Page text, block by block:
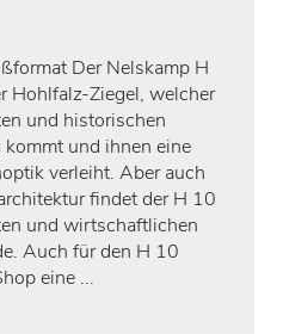
Der Nelskamp H
Hohlfalz-Ziegel, welcher
und historischen
und ihnen eine
verleiht. Aber auch
findet der H 10
und wirtschaftlichen
Auch für den H 10
eine ...